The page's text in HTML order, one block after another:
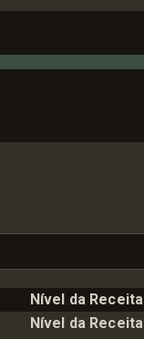
Nível da Receita
Nível da Receita